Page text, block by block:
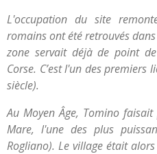
L'occupation du site
romains ont été retrouvés
zone servait déjà de point
Corse. C’est l'un des premiers
siècle).
Au Moyen Âge, Tomino
Mare, l'une des plus
Rogliano). Le village était